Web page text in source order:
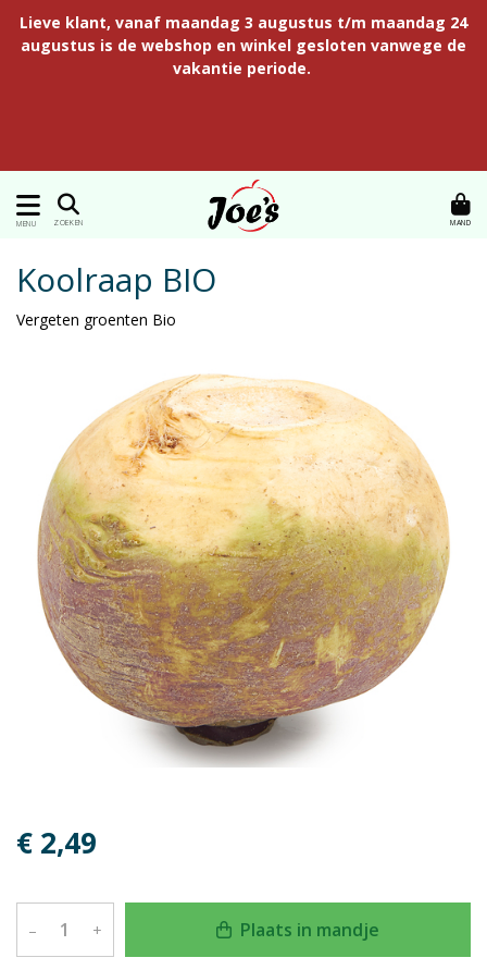
Lieve klant, vanaf maandag 3 augustus t/m maandag 24
augustus is de webshop en winkel gesloten vanwege de
vakantie periode.
MENU ZOEKEN MAND
Koolraap BIO
Vergeten groenten Bio
€ 2,49
– + Plaats in mandje